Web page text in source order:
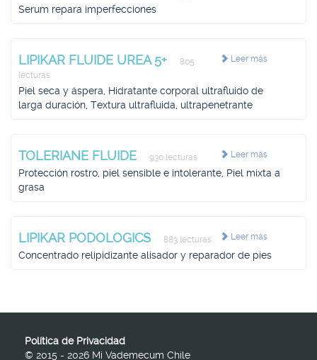
Serum repara imperfecciones
Leer más
LIPIKAR FLUIDE UREA 5+
805
lecturas
Piel seca y áspera, Hidratante corporal ultrafluido de
larga duración, Textura ultrafluida, ultrapenetrante
Leer más
TOLERIANE FLUIDE 930 lecturas
Protección rostro, piel sensible e intolerante, Piel mixta a
grasa
Leer más
LIPIKAR PODOLOGICS 883 lecturas
Concentrado relipidizante alisador y reparador de pies
Política de Privacidad
© 2015 - 2026 Mi Vademecum Chile